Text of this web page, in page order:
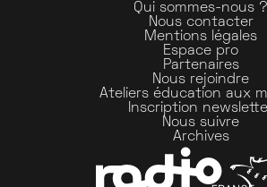
Qui sommes-nous ?
Nous contacter
Mentions légales
Espace pro
Partenaires
Nous rejoindre
Ateliers éducation aux
Inscription
Nous suivre
Archives